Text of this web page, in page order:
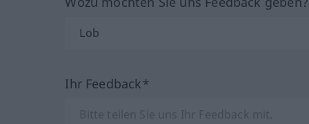
Ihr Feedback*